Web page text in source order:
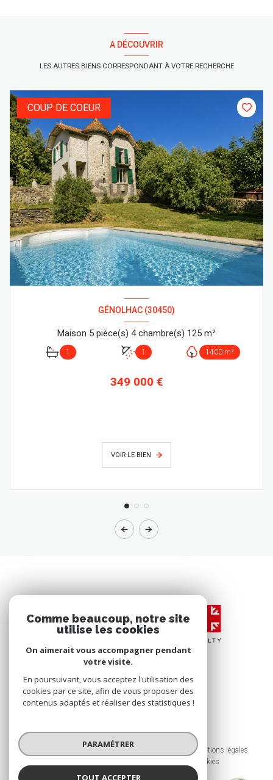
A DÉCOUVRIR
LES AUTRES BIENS CORRESPONDANT À VOTRE RECHERCHE
COUP DE COEUR
GÉNOLHAC (30450)
Maison 5 pièce(s) 4 chambre(s) 125 m²
1 1 1400 m²
349 000 €
VOIR LE BIEN
© 2026 | Tous droits réservés
Mentions légales
Cookies
Comme beaucoup, notre site
utilise les cookies
On aimerait vous accompagner pendant
votre visite.
En poursuivant, vous acceptez l'utilisation des
cookies par ce site, afin de vous proposer des
contenus adaptés et réaliser des statistiques !
PARAMÉTRER
TOUT ACCEPTER